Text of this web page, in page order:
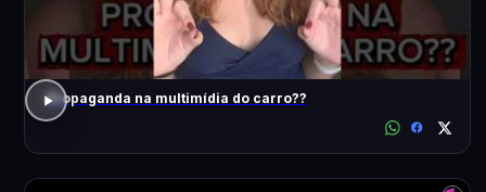
Propaganda na multimídia do carro??